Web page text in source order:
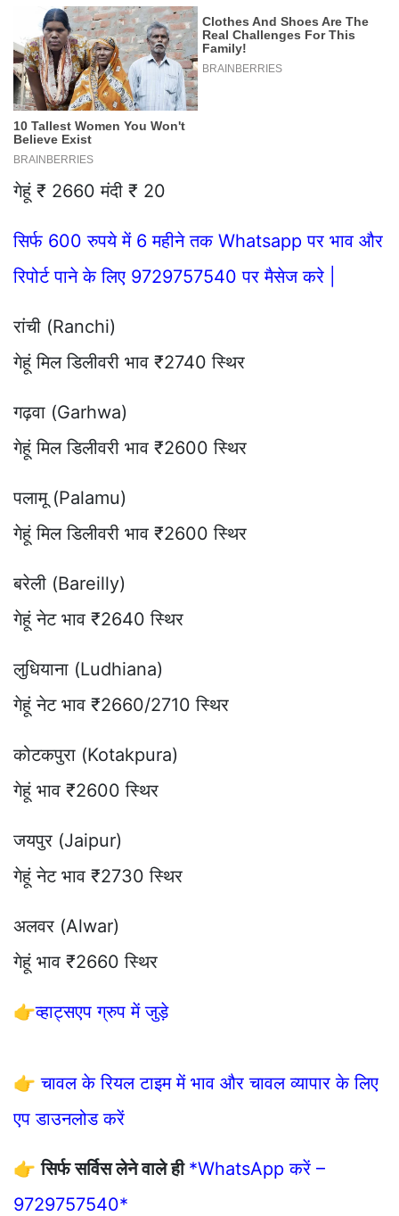
गेहूं ₹ 2660 मंदी ₹ 20
सिर्फ 600 रुपये में 6 महीने तक Whatsapp पर भाव और
रिपोर्ट पाने के लिए 9729757540 पर मैसेज करे |
रांची (Ranchi)
गेहूं मिल डिलीवरी भाव ₹2740 स्थिर
गढ़वा (Garhwa)
गेहूं मिल डिलीवरी भाव ₹2600 स्थिर
पलामू (Palamu)
गेहूं मिल डिलीवरी भाव ₹2600 स्थिर
बरेली (Bareilly)
गेहूं नेट भाव ₹2640 स्थिर
लुधियाना (Ludhiana)
गेहूं नेट भाव ₹2660/2710 स्थिर
कोटकपुरा (Kotakpura)
गेहूं भाव ₹2600 स्थिर
जयपुर (Jaipur)
गेहूं नेट भाव ₹2730 स्थिर
अलवर (Alwar)
गेहूं भाव ₹2660 स्थिर
👉व्हाट्सएप ग्रुप में जुड़े
👉चावल के रियल टाइम में भाव और चावल व्यापार के लिए
एप डाउनलोड करें
👉सिर्फ सर्विस लेने वाले ही *WhatsApp करें –
9729757540*